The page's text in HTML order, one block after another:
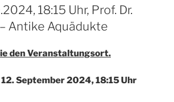
18:15 Uhr, Prof. Dr.
Antike Aquädukte
den Veranstaltungsort.
September 2024, 18:15 Uhr